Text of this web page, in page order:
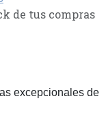
de tus compras
excepcionales de